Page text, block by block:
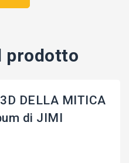
prodotto
DELLA MITICA
di JIMI